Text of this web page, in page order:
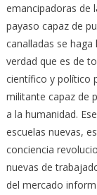
emancipadoras de
payaso capaz de
canalladas se
verdad que es de
científico y político
militante capaz de
a la humanidad.
escuelas nuevas,
conciencia
nuevas de
del mercado